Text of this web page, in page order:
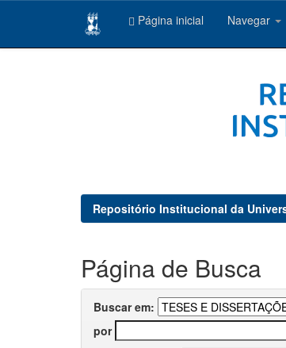
Página inicial Navegar
Repositório Institucional da
Página de Busca
Buscar em:
por